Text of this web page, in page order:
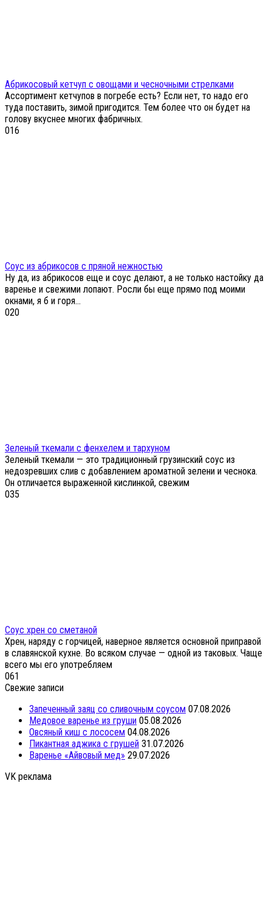
Абрикосовый кетчуп с овощами и чесночными стрелками
Ассортимент кетчупов в погребе есть? Если нет, то надо его
туда поставить, зимой пригодится. Тем более что он будет на
голову вкуснее многих фабричных.
016
Соус из абрикосов с пряной нежностью
Ну да, из абрикосов еще и соус делают, а не только настойку да
варенье и свежими лопают. Росли бы еще прямо под моими
окнами, я б и горя...
020
Зеленый ткемали с фенхелем и тархуном
Зеленый ткемали — это традиционный грузинский соус из
недозревших слив с добавлением ароматной зелени и чеснока.
Он отличается выраженной кислинкой, свежим
035
Соус хрен со сметаной
Хрен, наряду с горчицей, наверное является основной приправой
в славянской кухне. Во всяком случае — одной из таковых. Чаще
всего мы его употребляем
061
Свежие записи
Запеченный заяц со сливочным соусом 07.08.2026
Медовое варенье из груши 05.08.2026
Овсяный киш с лососем 04.08.2026
Пикантная аджика с грушей 31.07.2026
Варенье «Айвовый мед» 29.07.2026
VK реклама